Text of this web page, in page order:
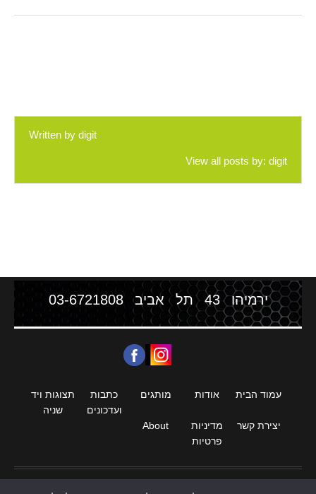
Written by digit
View all posts by: digit
ירמיהו 43 תל אביב 03-6721808
עמוד הבית אודות מותגים
כתבות
ועדכונים
תצוגות ויד
שניה
יצירת קשר
מדיניות
פרטיות
About